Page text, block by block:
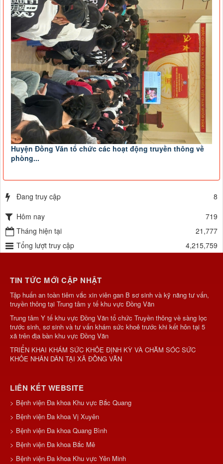
Huyện Đồng Văn tổ chức các hoạt động truyền thông về
phòng...
Đang truy cập
8
Hôm nay
719
Tháng hiện tại
21,777
Tổng lượt truy cập
4,215,759
TIN TỨC MỚI CẬP NHẬT
Tập huấn an toàn tiêm vắc xin viên gan B sơ sinh và kỹ năng tư vấn,
truyền thông tại Trung tâm y tế khu vực Đồng Văn
Trung tâm Y tế khu vực Đồng Văn tổ chức Truyền thông về sàng lọc
trước sinh, sơ sinh và tư vấn khám sức khoẻ trước khi kết hôn tại 5
xã trên địa bàn khu vực Đồng Văn
TRIỂN KHAI KHÁM SỨC KHỎE ĐỊNH KỲ VÀ CHĂM SÓC SỨC
KHỎE NHÂN DÂN TẠI XÃ ĐỒNG VĂN
LIÊN KẾT WEBSITE
> Bệnh viện Đa khoa Khu vực Bắc Quang
> Bệnh viện Đa khoa Vị Xuyên
> Bệnh viện Đa khoa Quang Bình
> Bệnh viện Đa khoa Bắc Mê
> Bệnh viện Đa khoa Khu vực Yên Minh